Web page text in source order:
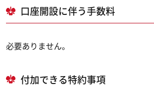
口座開設に伴う手数料
必要ありません。
付加できる特約事項